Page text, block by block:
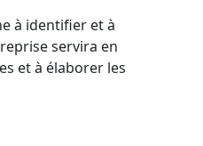
à identifier et à
servira en
et à élaborer les